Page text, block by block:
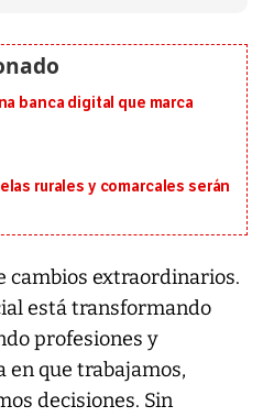
banca digital que marca
rurales y comarcales serán
cambios extraordinarios.
está transformando
profesiones y
en que trabajamos,
decisiones. Sin